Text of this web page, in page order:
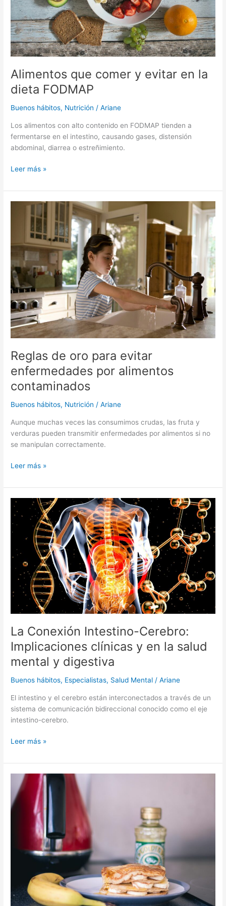
Alimentos que comer y evitar en la
dieta FODMAP
Buenos hábitos, Nutrición /Ariane
Los alimentos con alto contenido en FODMAP tienden a
fermentarse en el intestino, causando gases, distensión
abdominal, diarrea o estreñimiento.
FODMAP
Leer más »
Reglas de oro para evitar
enfermedades por alimentos
contaminados
Buenos hábitos, Nutrición /Ariane
Aunque muchas veces las consumimos crudas, las fruta y
verduras pueden transmitir enfermedades por alimentos si no
se manipulan correctamente.
Reglas
evitar
enfermedades
por
alimentos
contaminados
Leer más »
La Conexión Intestino-Cerebro:
Implicaciones clínicas y en la salud
mental y digestiva
Buenos hábitos, Especialistas, Salud Mental /Ariane
El intestino y el cerebro están interconectados a través de un
sistema de comunicación bidireccional conocido como el eje
intestino-cerebro.
La
Conexión
Intestino-
Cerebro:
Implicaciones
clínicas
y
en
la
salud
mental
y
digestiva
Leer más »
Pancakes
de
banano
con
proteína